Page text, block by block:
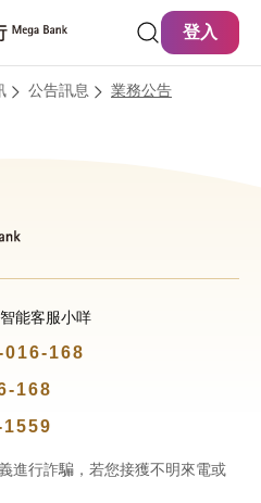
登入
公告訊息 業務公告
智能客服小咩
016-168
168
進行詐騙，若您接獲不明來電或